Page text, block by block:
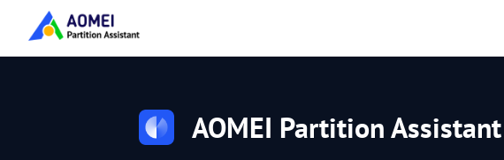
AOMEI Partition Assistant